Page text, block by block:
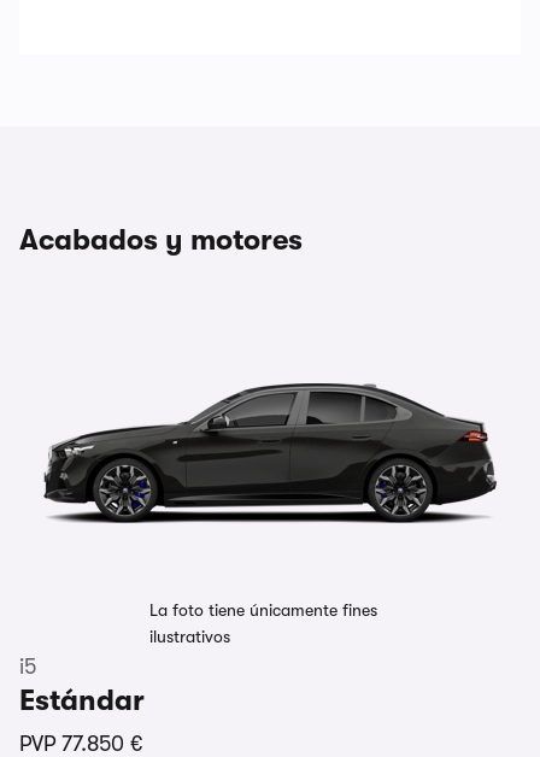
Acabados y motores
La foto tiene únicamente fines
ilustrativos
i5
Estándar
PVP 77.850 €